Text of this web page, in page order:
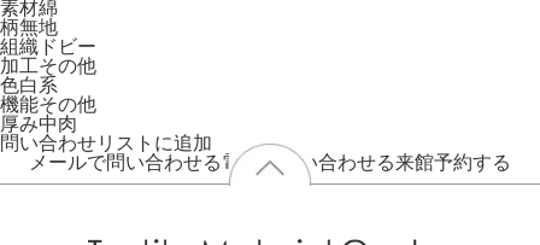
素材綿
柄無地
組織 ドビー
加工その他
色白系
機能その他
厚み中肉
問い合わせリストに追加
メールで問い合わせる電話で問い合わせる来館予約する